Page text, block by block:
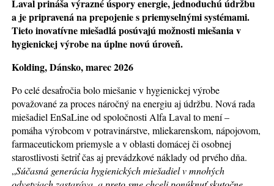
Laval prináša výrazné úspory energie, jednoduchú údržbu
a je pripravená na prepojenie s priemyselnými systémami.
Tieto inovatívne miešadlá posúvajú možnosti miešania v
hygienickej výrobe na úplne novú úroveň.
Kolding, Dánsko, marec 2026
Po celé desaťročia bolo miešanie v hygienickej výrobe
považované za proces náročný na energiu aj údržbu. Nová rada
miešadiel EnSaLine od spoločnosti Alfa Laval to mení –
pomáha výrobcom v potravinárstve, mliekarenskom, nápojovom,
farmaceutickom priemysle a v oblasti domácej či osobnej
starostlivosti šetriť čas aj prevádzkové náklady od prvého dňa.
„Súčasná generácia hygienických miešadiel v mnohých